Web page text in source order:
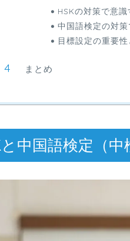
HSKの対策で意
中国語検定の対
目標設定の重要
まとめ
中国語検定（